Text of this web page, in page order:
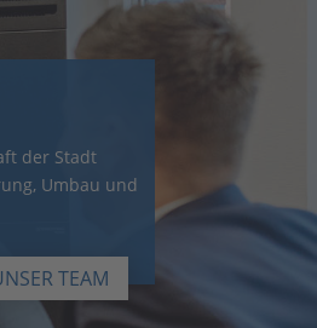
der Stadt
Umbau und
TEAM